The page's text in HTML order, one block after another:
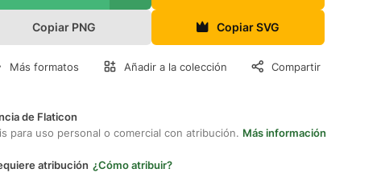
Copiar PNG Copiar SVG
Más formatos Añadir a la colección Compartir
de Flaticon
para uso personal o comercial con atribución. Más información
atribución ¿Cómo atribuir?